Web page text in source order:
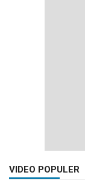
VIDEO POPULER